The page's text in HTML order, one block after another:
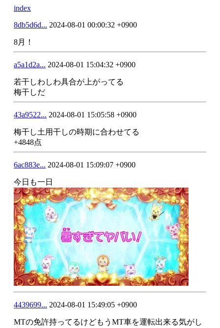
index
8db5d6d... 2024-08-01 00:00:32 +0900
8月！
a5a1d2a... 2024-08-01 15:04:32 +0900
若干しわしわ具合が上がってる
梅干しだ
43a9522... 2024-08-01 15:05:58 +0900
梅干し土用干しの時期に合わせてる
+4848点
6ac883e... 2024-08-01 15:09:07 +0900
今日も一日
4439699... 2024-08-01 15:49:05 +0900
MTの免許持ってるけどもうMT車を運転出来る気がし